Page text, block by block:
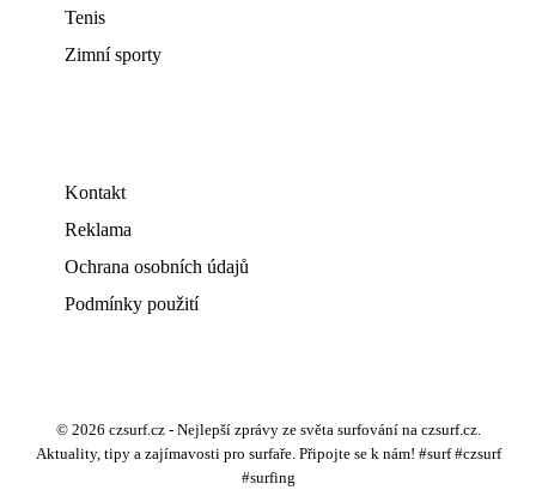
Tenis
Zimní sporty
Kontakt
Reklama
Ochrana osobních údajů
Podmínky použití
© 2026 czsurf.cz - Nejlepší zprávy ze světa surfování na czsurf.cz.
Aktuality, tipy a zajímavosti pro surfaře. Připojte se k nám! #surf #czsurf
#surfing